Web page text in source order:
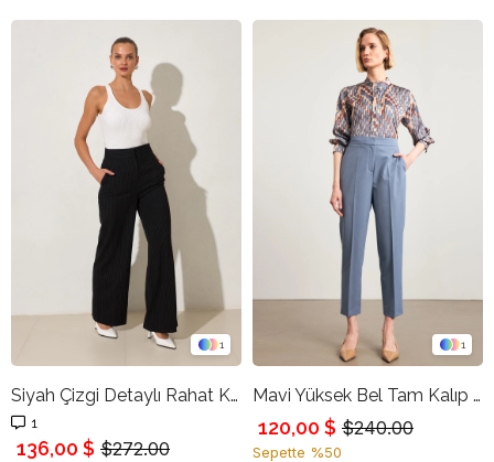
1
Siyah Çizgi Detaylı Rahat Kesim Pantolon
1
$272.00
136,00 $
1
Mavi Yüksek Bel Tam Kalıp Pantolon
$240.00
120,00 $
Sepette %50